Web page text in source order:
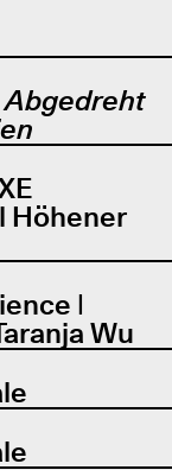
Abgedreht
Höhener
|
Wu